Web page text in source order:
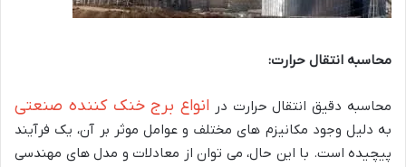
محاسبه انتقال حرارت:
محاسبه دقیق انتقال حرارت در انواع برج خنک کننده صنعتی
به دلیل وجود مکانیزم های مختلف و عوامل موثر بر آن، یک فرآیند
پیچیده است. با این حال، می توان از معادلات و مدل های مهندسی